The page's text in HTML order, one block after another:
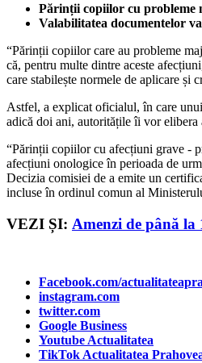
Părinții copiilor cu probleme
Valabilitatea documentelor
“Părinții copiilor care au probleme
că, pentru multe dintre aceste
care stabilește normele de aplicare și
Astfel, a explicat oficialul, în care
adică doi ani, autoritățile îi vor elibera
“Părinții copiilor cu afecțiuni grave -
afecțiuni onologice în perioada de
Decizia comisiei de a emite un
incluse în ordinul comun al
VEZI ȘI: Amenzi de până la
Facebook.com/
instagram.com
twitter.com
Google Business
Youtube Actualitatea
TikTok Actualitatea